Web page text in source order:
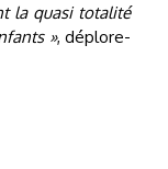
la quasi totalité
», déplore-